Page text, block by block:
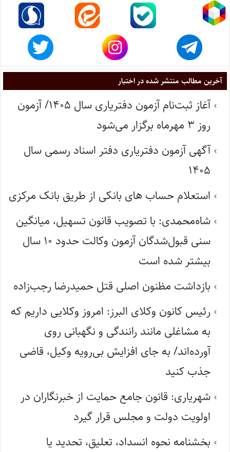
آخرین مطالب منتشر شده در اختبار
آغاز ثبت‌نام آزمون دفتریاری سال ۱۴۰۵/ آزمون
روز ۳ مهرماه برگزار می‌شود
آگهی آزمون دفتریاری دفتر اسناد رسمی سال
۱۴۰۵
استعلام حساب های بانکی از طریق بانک مرکزی
شاه‌محمدی: با تصویب قانون تسهیل، میانگین
سنی قبول‌شدگان آزمون وکالت حدود ۱۰ سال
بیشتر شده است
بازداشت مظنون اصلی قتل حمیدرضا رجب‌زاده
رئیس کانون وکلای البرز: امروز وکلایی داریم که
به مشاغلی مانند رانندگی و نگهبانی روی
آورده‌اند/ به جای افزایش بی‌رویه وکیل، قاضی
جذب کنید
شهریاری: قانون جامع حمایت از خبرنگاران در
اولویت دولت و مجلس قرار گیرد
بخشنامه نحوه انسداد، تعلیق، تحدید یا